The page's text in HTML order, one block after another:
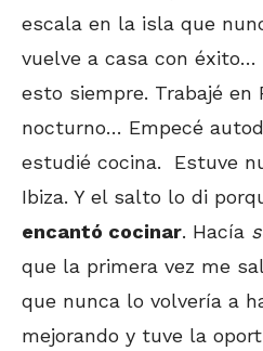
escala en la isla que
vuelve a casa con éxito…
esto siempre. Trabajé en
nocturno… Empecé
estudié cocina. Estuve
Ibiza. Y el salto lo di
encantó cocinar. Hacía
que la primera vez me
que nunca lo volvería a
mejorando y tuve la